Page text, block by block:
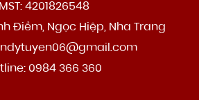
MST: 4201826548
Điềm, Ngọc Hiệp, Nha Trang
0984 366 360